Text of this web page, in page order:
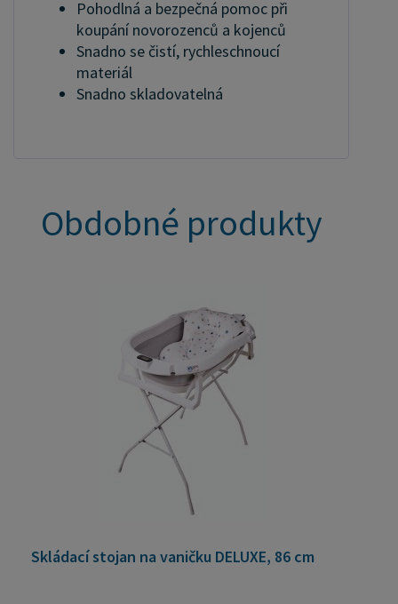
Pohodlná a bezpečná pomoc při
koupání novorozenců a kojenců
Snadno se čistí, rychleschnoucí
materiál
Snadno skladovatelná
Obdobné produkty
Skládací stojan na vaničku DELUXE, 86 cm